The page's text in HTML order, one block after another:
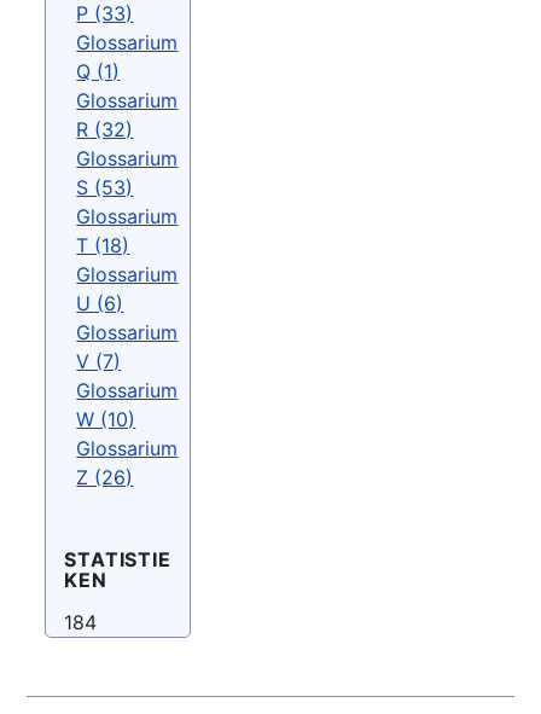
P (33)
Glossarium
Q (1)
Glossarium
R (32)
Glossarium
S (53)
Glossarium
T (18)
Glossarium
U (6)
Glossarium
V (7)
Glossarium
W (10)
Glossarium
Z (26)
STATISTIE
KEN
184